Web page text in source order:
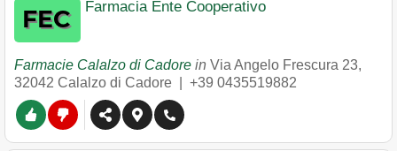
Farmacia Ente Cooperativo
Farmacie Calalzo di Cadore in Via Angelo Frescura 23,
32042 Calalzo di Cadore +39 0435519882